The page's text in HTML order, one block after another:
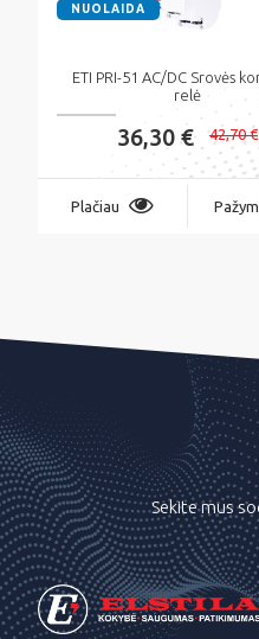
NUOLAIDA
ETI PRI-51 AC/DC Srovės
relė
36,30 € 42,70 €
Plačiau
Sekite mus